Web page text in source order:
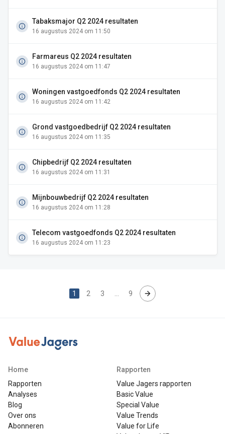
Tabaksmajor Q2 2024 resultaten
16 augustus 2024 om 11:50
Farmareus Q2 2024 resultaten
16 augustus 2024 om 11:47
Woningen vastgoedfonds Q2 2024 resultaten
16 augustus 2024 om 11:42
Grond vastgoedbedrijf Q2 2024 resultaten
16 augustus 2024 om 11:35
Chipbedrijf Q2 2024 resultaten
16 augustus 2024 om 11:31
Mijnbouwbedrijf Q2 2024 resultaten
16 augustus 2024 om 11:28
Telecom vastgoedfonds Q2 2024 resultaten
16 augustus 2024 om 11:23
1 2 3 9
Home
Rapporten
Analyses
Blog
Over ons
Abonneren
Rapporten
Value Jagers rapporten
Basic Value
Special Value
Value Trends
Value for Life